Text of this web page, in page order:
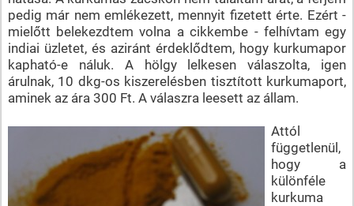
pedig már nem emlékezett, mennyit fizetett érte. Ezért -
mielőtt belekezdtem volna a cikkembe - felhívtam egy
indiai üzletet, és aziránt érdeklődtem, hogy kurkumapor
kapható-e náluk. A hölgy lelkesen válaszolta, igen
árulnak, 10 dkg-os kiszerelésben tisztított kurkumaport,
aminek az ára 300 Ft. A válaszra leesett az állam.
Attól
függetlenül,
hogy a
különféle
kurkuma